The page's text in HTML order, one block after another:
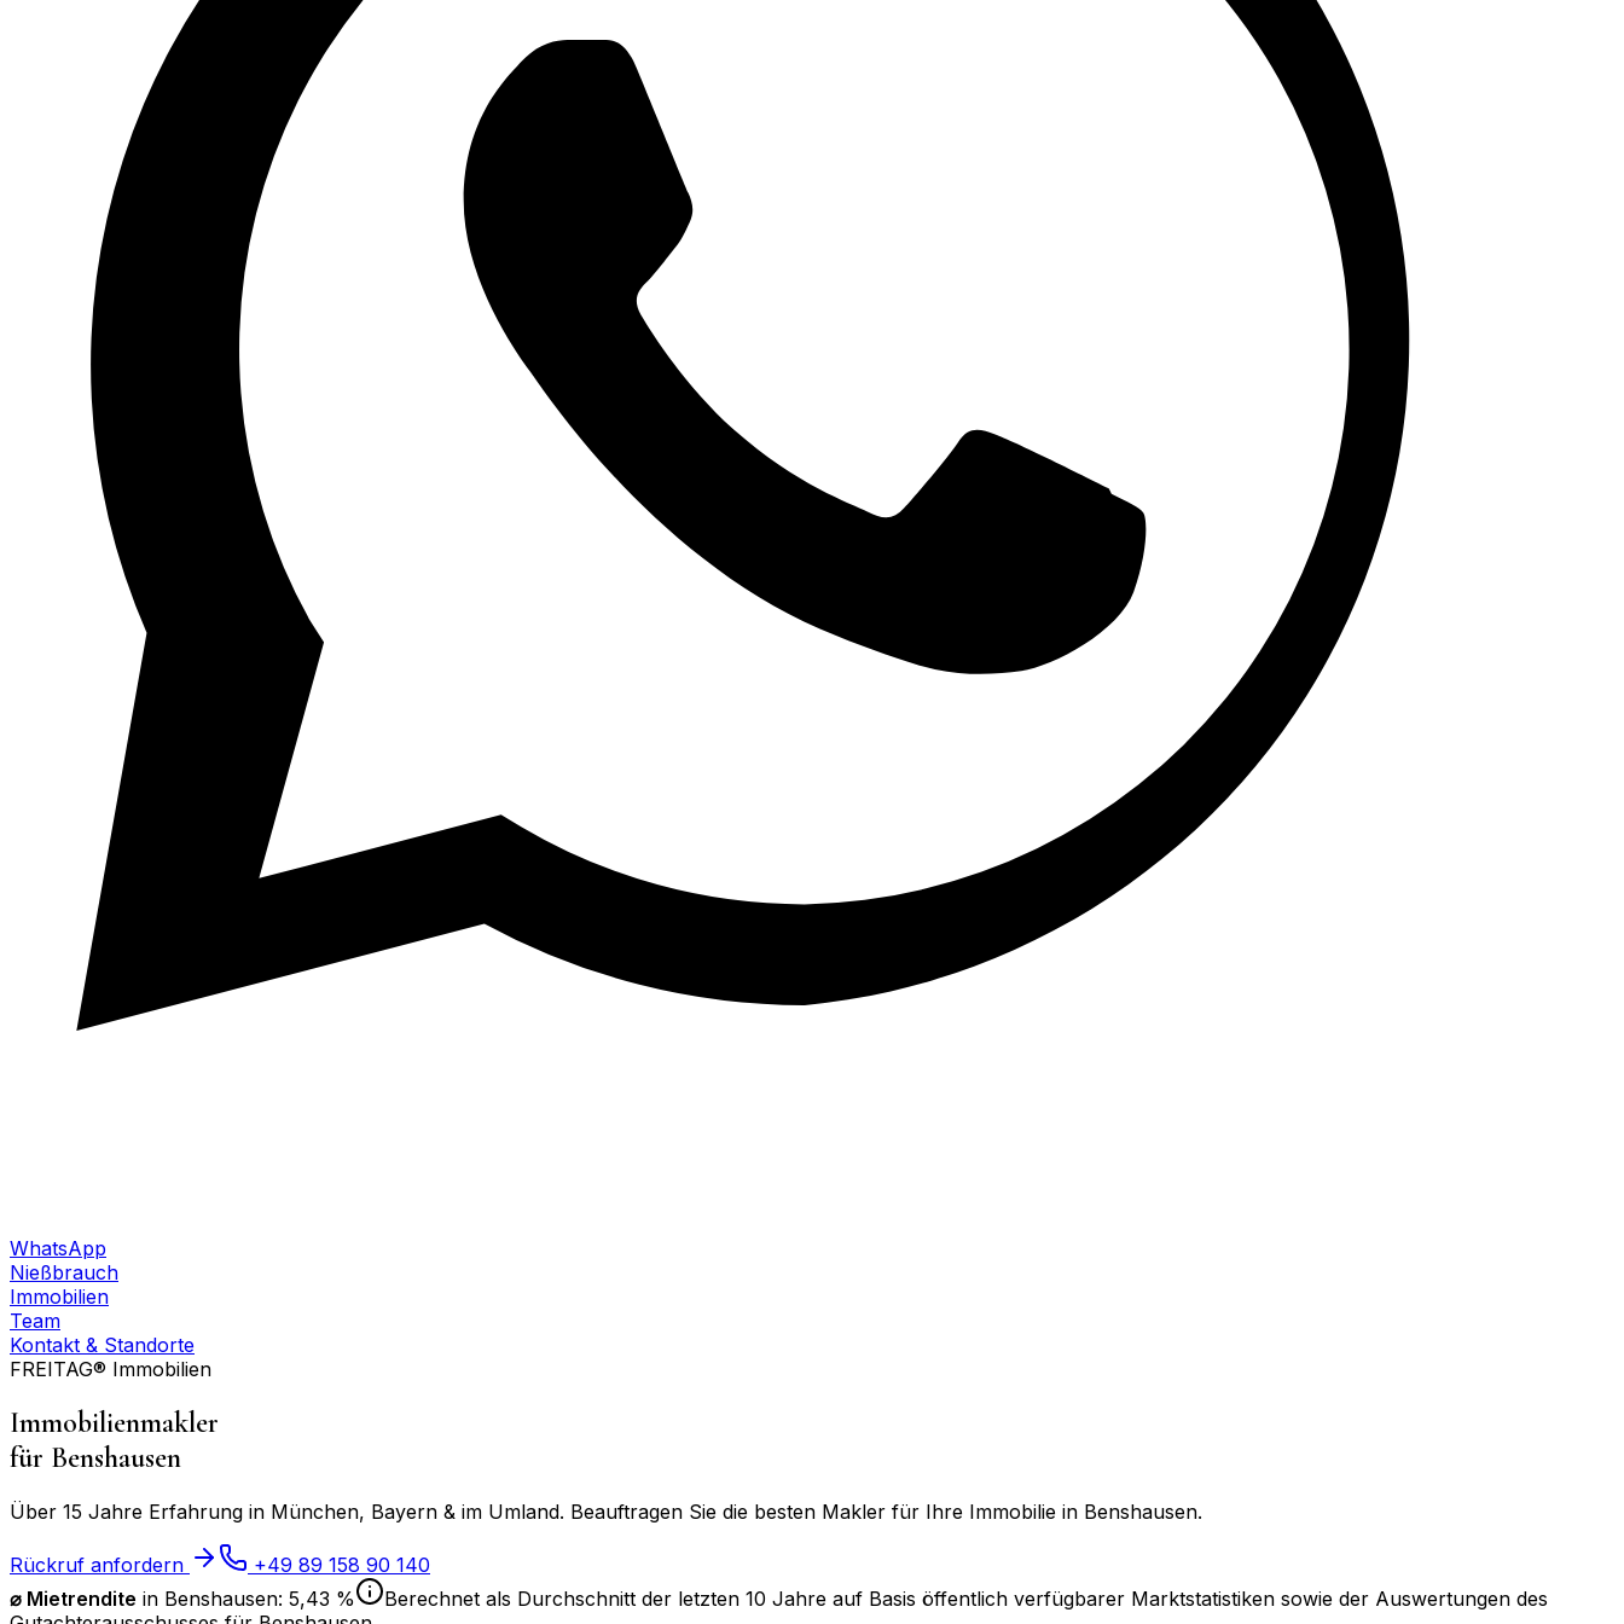
WhatsApp
Nießbrauch
Immobilien
Team
Kontakt & Standorte
FREITAG® Immobilien
Immobilienmakler
für Benshausen
Über 15 Jahre Erfahrung in München, Bayern & im Umland. Beauftragen Sie die besten Makler für Ihre Immobilie in Benshausen.
Rückruf anfordern
+49 89 158 90 140
⌀ Mietrendite in Benshausen: 5,43 %
Berechnet als Durchschnitt der letzten 10 Jahre auf Basis öffentlich verfügbarer Marktstatistiken sowie der Auswertungen des